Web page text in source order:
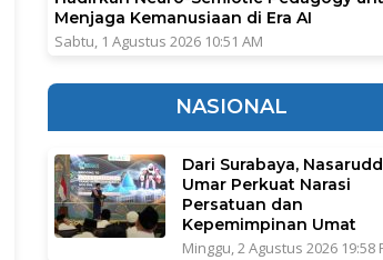
Menjaga Kemanusiaan di Era AI
Sabtu, 1 Agustus 2026 10:51 AM
NASIONAL
Dari Surabaya,
Umar Perkuat Narasi
Persatuan dan
Kepemimpinan Umat
Minggu, 2 Agustus 2026 19:58